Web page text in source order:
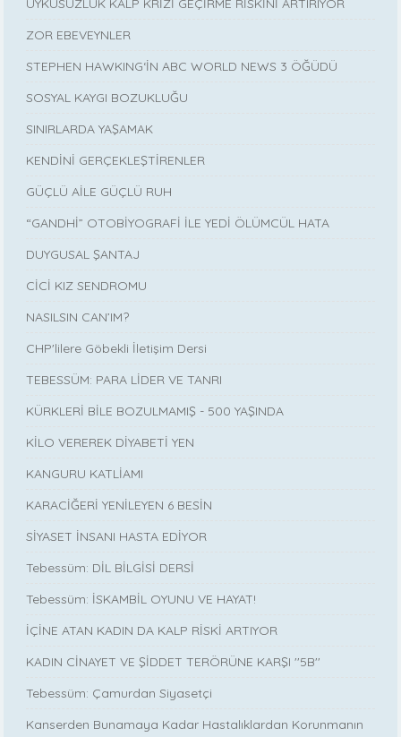
UYKUSUZLUK KALP KRİZİ GEÇİRME RİSKİNİ ARTIRIYOR
ZOR EBEVEYNLER
STEPHEN HAWKING‘İN ABC WORLD NEWS 3 ÖĞÜDÜ
SOSYAL KAYGI BOZUKLUĞU
SINIRLARDA YAŞAMAK
KENDİNİ GERÇEKLEŞTİRENLER
GÜÇLÜ AİLE GÜÇLÜ RUH
“GANDHİ” OTOBİYOGRAFİ İLE YEDİ ÖLÜMCÜL HATA
DUYGUSAL ŞANTAJ
CİCİ KIZ SENDROMU
NASILSIN CAN’IM?
CHP'lilere Göbekli İletişim Dersi
TEBESSÜM: PARA LİDER VE TANRI
KÜRKLERİ BİLE BOZULMAMIŞ - 500 YAŞINDA
KİLO VEREREK DİYABETİ YEN
KANGURU KATLİAMI
KARACİĞERİ YENİLEYEN 6 BESİN
SİYASET İNSANI HASTA EDİYOR
Tebessüm: DİL BİLGİSİ DERSİ
Tebessüm: İSKAMBİL OYUNU VE HAYAT!
İÇİNE ATAN KADIN DA KALP RİSKİ ARTIYOR
KADIN CİNAYET VE ŞİDDET TERÖRÜNE KARŞI ''5B''
Tebessüm: Çamurdan Siyasetçi
Kanserden Bunamaya Kadar Hastalıklardan Korunmanın